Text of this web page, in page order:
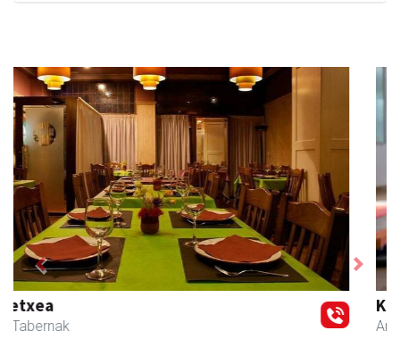
Kulunka aeroyoga zentroa
Andoain - Aeroyoga
Previous Next